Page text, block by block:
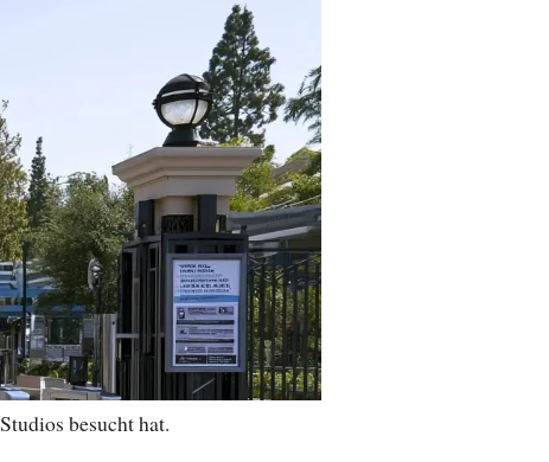
besucht hat.